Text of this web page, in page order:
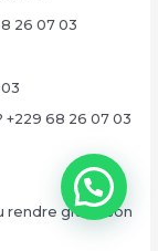
26 07 03
+229 68 26 07 03
rendre grand son